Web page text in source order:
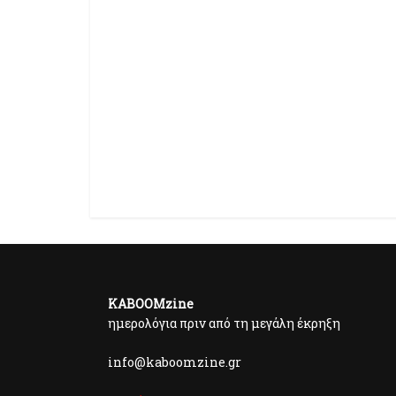
KABOOMzine
ημερολόγια πριν από τη μεγάλη έκρηξη
info@kaboomzine.gr